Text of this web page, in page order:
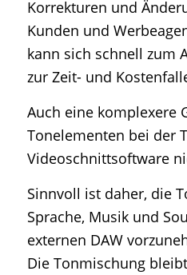
Korrekturen und
Kunden und
kann sich schnell zum
zur Zeit- und
Auch eine komplexere
Tonelementen bei der
Videoschnittsoftware
Sinnvoll ist daher, die
Sprache, Musik und
externen DAW
Die Tonmischung